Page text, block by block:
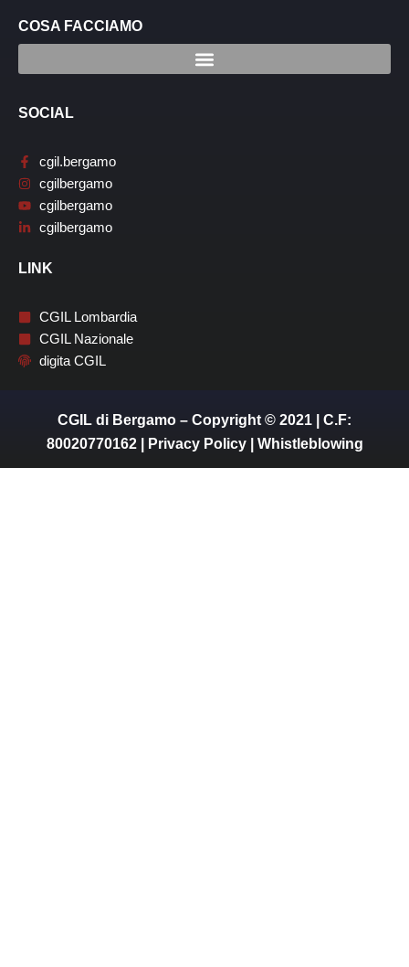
COSA FACCIAMO
SOCIAL
cgil.bergamo
cgilbergamo
cgilbergamo
cgilbergamo
LINK
CGIL Lombardia
CGIL Nazionale
digita CGIL
CGIL di Bergamo – Copyright © 2021 | C.F:
80020770162 |
Privacy Policy| Whistleblowing